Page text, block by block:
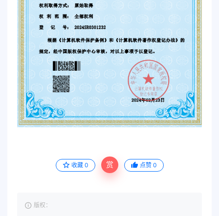
收藏 0 赏 点赞 0
版权：